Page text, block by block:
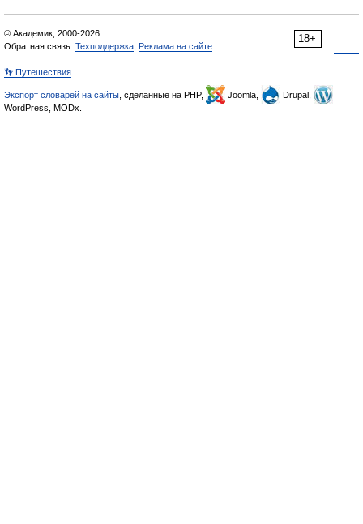
18+
© Академик, 2000-2026
Обратная связь: Техподдержка Реклама на сайте
👣 Путешествия
Экспорт словарей на сайты , сделанные на PHP, Joomla,
Drupal,
WordPress, MODx.